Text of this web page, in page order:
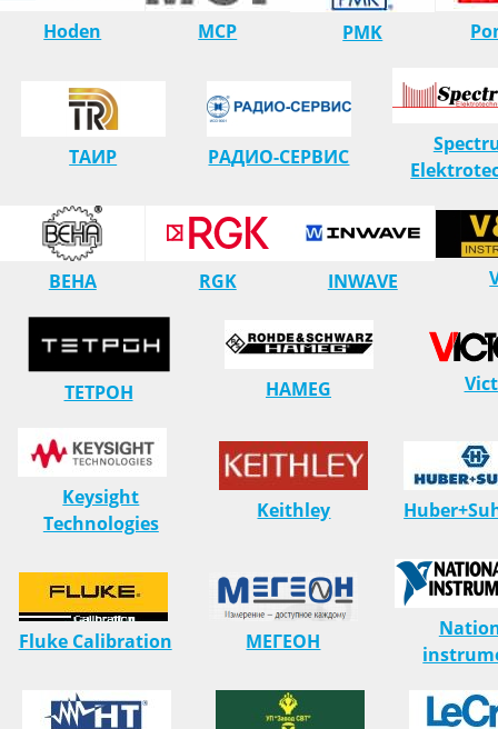
Hoden MCP PMK
ТАИР РАДИО-СЕРВИС
BEHA RGK INWAVE
ТЕТРОН HAMEG
Keysight
Technologies
Keithley
Fluke Calibration МЕГЕОН